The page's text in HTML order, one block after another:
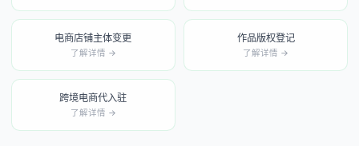
电商店铺主体变更
了解详情 →
作品版权登记
了解详情 →
跨境电商代入驻
了解详情 →